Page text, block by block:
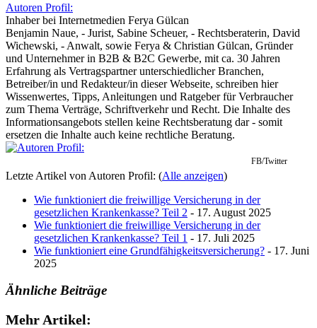
Autoren Profil:
Inhaberbei Internetmedien Ferya Gülcan
Benjamin Naue, - Jurist, Sabine Scheuer, - Rechtsberaterin, David
Wichewski, - Anwalt, sowie Ferya & Christian Gülcan, Gründer
und Unternehmer in B2B & B2C Gewerbe, mit ca. 30 Jahren
Erfahrung als Vertragspartner unterschiedlicher Branchen,
Betreiber/in und Redakteur/in dieser Webseite, schreiben hier
Wissenwertes, Tipps, Anleitungen und Ratgeber für Verbraucher
zum Thema Verträge, Schriftverkehr und Recht. Die Inhalte des
Informationsangebots stellen keine Rechtsberatung dar - somit
ersetzen die Inhalte auch keine rechtliche Beratung.
FB/Twitter
Letzte Artikel von Autoren Profil: (Alle anzeigen)
Wie funktioniert die freiwillige Versicherung in der
gesetzlichen Krankenkasse? Teil 2 - 17. August 2025
Wie funktioniert die freiwillige Versicherung in der
gesetzlichen Krankenkasse? Teil 1 - 17. Juli 2025
Wie funktioniert eine Grundfähigkeitsversicherung? - 17. Juni
2025
Ähnliche Beiträge
Mehr Artikel: